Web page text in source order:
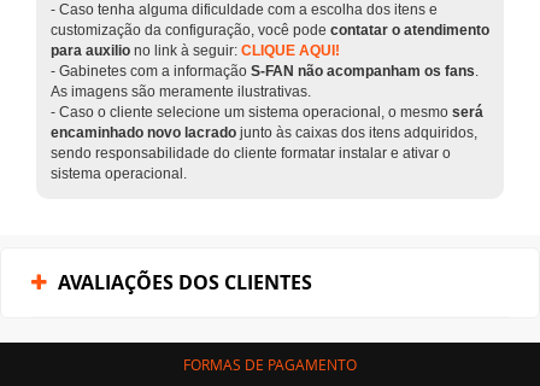
- Caso tenha alguma dificuldade com a escolha dos itens e
customização da configuração, você pode contatar o atendimento
para auxilio no link à seguir: CLIQUE AQUI!
- Gabinetes com a informação S-FAN não acompanham os fans.
As imagens são meramente ilustrativas.
- Caso o cliente selecione um sistema operacional, o mesmo será
encaminhado novo lacrado junto às caixas dos itens adquiridos,
sendo responsabilidade do cliente formatar instalar e ativar o
sistema operacional.
AVALIAÇÕES DOS CLIENTES
FORMAS DE PAGAMENTO